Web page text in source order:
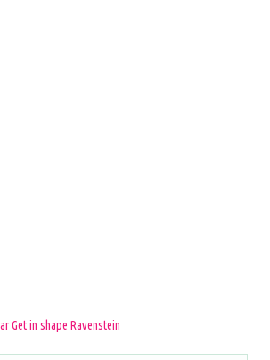
Get in shape Ravenstein